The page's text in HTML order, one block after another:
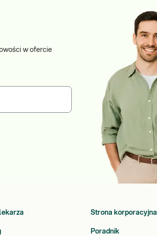
w ofercie
Strona korporacyjna
Poradnik